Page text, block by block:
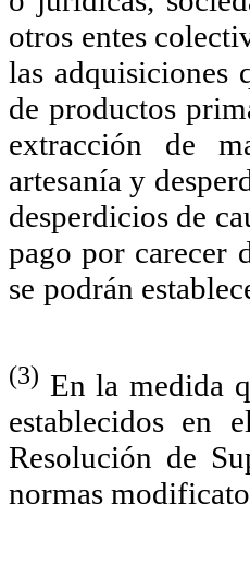
otros entes
las adquisiciones
de productos
extracción de
artesanía y
desperdicios de
pago por carecer
se podrán
(3) En la medida
establecidos en
Resolución de
normas